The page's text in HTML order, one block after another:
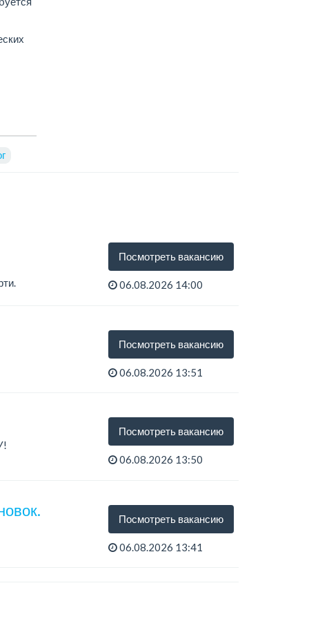
Посмотреть вакансию
06.08.2026 14:00
Посмотреть вакансию
06.08.2026 13:51
Посмотреть вакансию
06.08.2026 13:50
Посмотреть вакансию
06.08.2026 13:41